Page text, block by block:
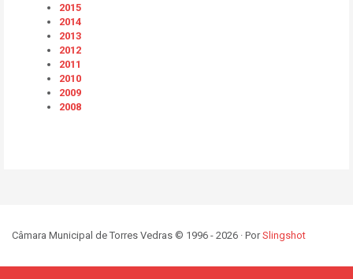
2015
2014
2013
2012
2011
2010
2009
2008
Câmara Municipal de Torres Vedras © 1996 - 2026 · PorSlingshot